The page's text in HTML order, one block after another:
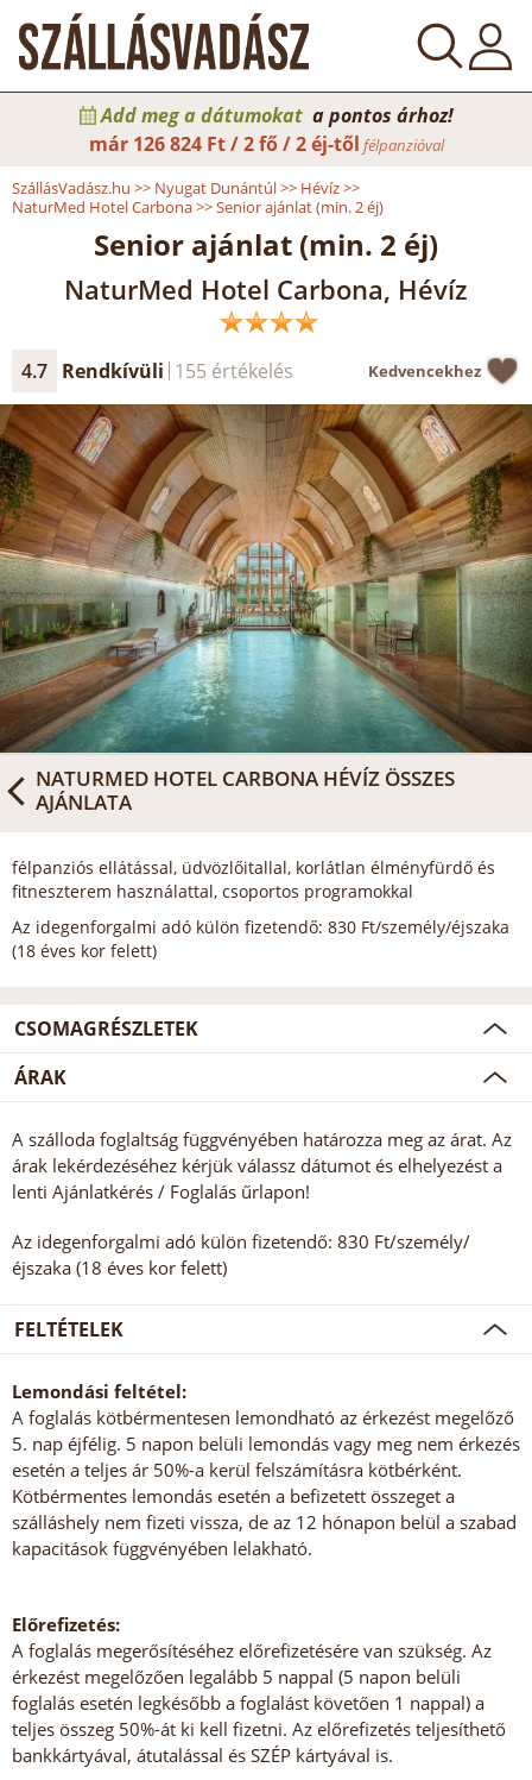
Add meg a dátumokat a pontos árhoz!
már 126 824 Ft / 2 fő / 2 éj-től félpanzióval
SzállásVadász.hu >> Nyugat Dunántúl>> Hévíz>>
NaturMed Hotel Carbona>>Senior ajánlat (min. 2 éj)
Senior ajánlat (min. 2 éj)
NaturMed Hotel Carbona, Hévíz
4.7 Rendkívüli 155 értékelés Kedvencekhez
NATURMED HOTEL CARBONA HÉVÍZ ÖSSZES
AJÁNLATA
félpanziós ellátással, üdvözlőitallal, korlátlan élményfürdő és
fitneszterem használattal, csoportos programokkal
Az idegenforgalmi adó külön fizetendő: 830 Ft/személy/éjszaka
(18 éves kor felett)
CSOMAGRÉSZLETEK
ÁRAK
A szálloda foglaltság függvényében határozza meg az árat. Az
árak lekérdezéséhez kérjük válassz dátumot és elhelyezést a
lenti Ajánlatkérés / Foglalás űrlapon!
Az idegenforgalmi adó külön fizetendő: 830 Ft/személy/
éjszaka (18 éves kor felett)
FELTÉTELEK
Lemondási feltétel:
A foglalás kötbérmentesen lemondható az érkezést megelőző
5. nap éjfélig. 5 napon belüli lemondás vagy meg nem érkezés
esetén a teljes ár 50%-a kerül felszámításra kötbérként.
Kötbérmentes lemondás esetén a befizetett összeget a
szálláshely nem fizeti vissza, de az 12 hónapon belül a szabad
kapacitások függvényében lelakható.
Előrefizetés:
A foglalás megerősítéséhez előrefizetésére van szükség. Az
érkezést megelőzően legalább 5 nappal (5 napon belüli
foglalás esetén legkésőbb a foglalást követően 1 nappal) a
teljes összeg 50%-át ki kell fizetni. Az előrefizetés teljesíthető
bankkártyával, átutalással és SZÉP kártyával is.